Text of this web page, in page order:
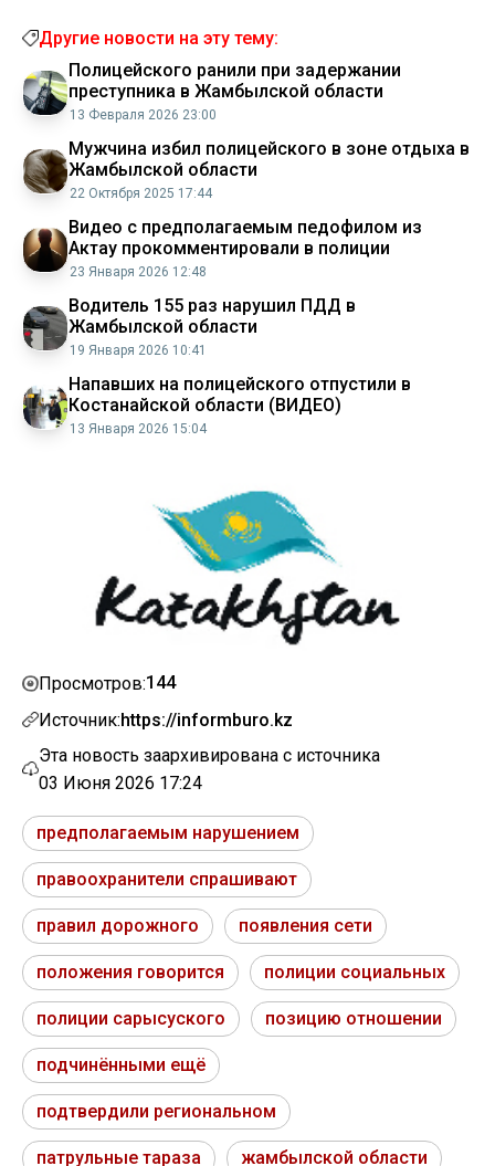
Другие новости на эту тему:
Полицейского ранили при задержании
преступника в Жамбылской области
13 Февраля 2026 23:00
Мужчина избил полицейского в зоне отдыха в
Жамбылской области
22 Октября 2025 17:44
Видео с предполагаемым педофилом из
Актау прокомментировали в полиции
23 Января 2026 12:48
Водитель 155 раз нарушил ПДД в
Жамбылской области
19 Января 2026 10:41
Напавших на полицейского отпустили в
Костанайской области (ВИДЕО)
13 Января 2026 15:04
Просмотров:144
Источник:https://informburo.kz
Эта новость заархивирована с источника
03 Июня 2026 17:24
предполагаемым нарушением
правоохранители спрашивают
правил дорожного появления сети
положения говорится полиции социальных
полиции сарысуского позицию отношении
подчинёнными ещё
подтвердили региональном
патрульные тараза жамбылской области